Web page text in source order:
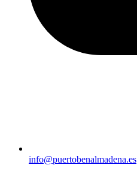
info@puertobenalmadena.es